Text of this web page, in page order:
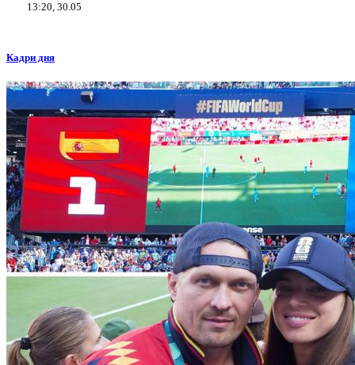
13:20, 30.05
Кадри дня